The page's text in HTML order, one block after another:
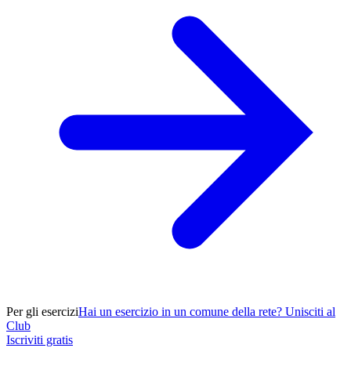
Per gli eserciziHai un esercizio in un comune della rete? Unisciti al
Club
Iscriviti gratis